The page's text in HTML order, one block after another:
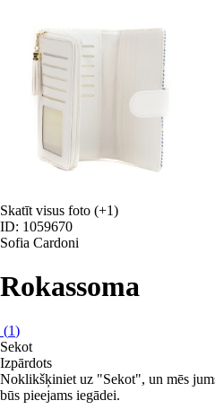
Skatīt visus foto (+1)
ID: 1059670
Sofia Cardoni
Rokassoma
(1)
Sekot
Izpārdots
Noklikšķiniet uz "Sekot", un mēs
būs pieejams iegādei.